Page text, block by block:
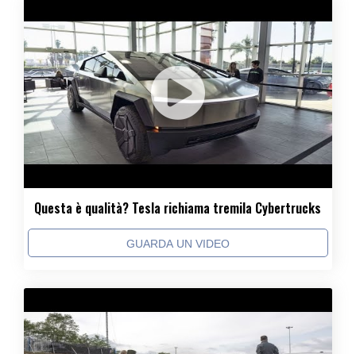
Questa è qualità? Tesla richiama tremila Cybertrucks
GUARDA UN VIDEO